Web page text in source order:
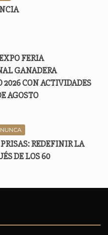
FERIA
GANADERA
CON ACTIVIDADES
AGOSTO
REDEFINIR LA
DE LOS 60